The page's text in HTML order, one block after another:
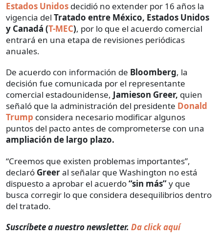
Estados Unidos decidió no extender por 16 años la
vigencia del Tratado entre México, Estados Unidos
y Canadá (T-MEC), por lo que el acuerdo comercial
entrará en una etapa de revisiones periódicas
anuales.
De acuerdo con información de Bloomberg, la
decisión fue comunicada por el representante
comercial estadounidense, Jamieson Greer, quien
señaló que la administración del presidente Donald
Trump considera necesario modificar algunos
puntos del pacto antes de comprometerse con una
ampliación de largo plazo.
“Creemos que existen problemas importantes”,
declaró Greeral señalar que Washington no está
dispuesto a aprobar el acuerdo“sin más”y que
busca corregir lo que considera desequilibrios dentro
del tratado.
Suscríbete a nuestro newsletter. Da click aquí